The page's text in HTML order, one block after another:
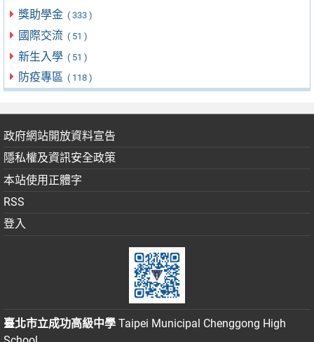
獎助學金 ( 333 )
國際交流 ( 51 )
新生入學 ( 51 )
防疫專區 ( 118 )
政府網站開放資料宣告
隱私權及資訊安全政策
本站使用正體字
RSS
登入
臺北市立成功高級中學 Taipei Municipal Chenggong High